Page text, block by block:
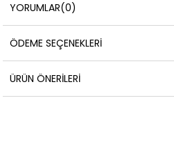
YORUMLAR(0)
ÖDEME SEÇENEKLERI
ÜRÜN ÖNERILERI